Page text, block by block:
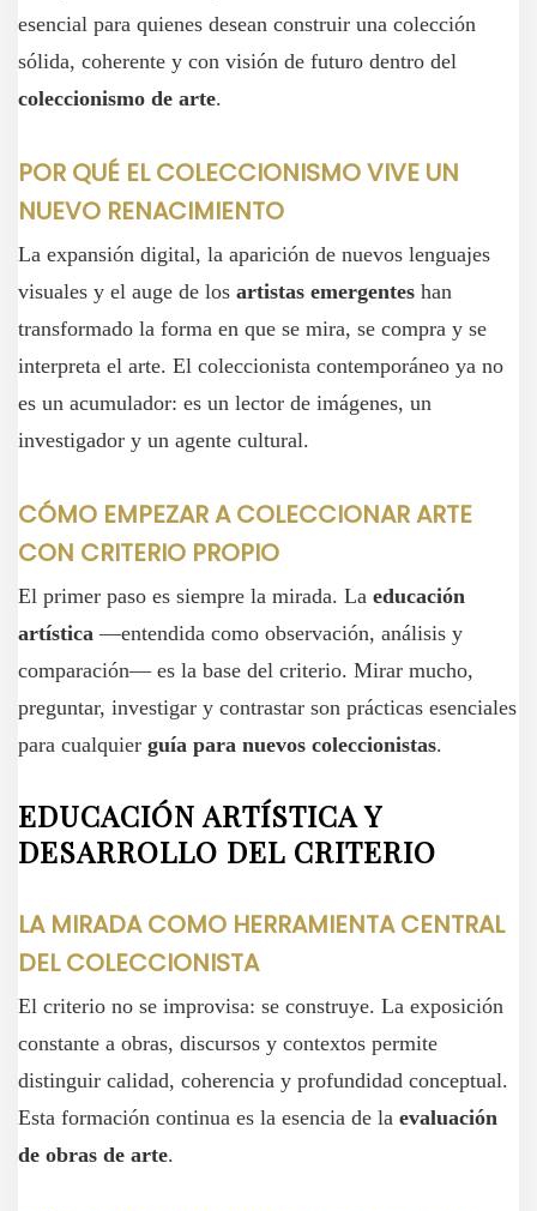
esencial para quienes desean construir una colección
sólida, coherente y con visión de futuro dentro del
coleccionismo de arte.
POR QUÉ EL COLECCIONISMO VIVE UN
NUEVO RENACIMIENTO
La expansión digital, la aparición de nuevos lenguajes
visuales y el auge de los artistas emergentes han
transformado la forma en que se mira, se compra y se
interpreta el arte. El coleccionista contemporáneo ya no
es un acumulador: es un lector de imágenes, un
investigador y un agente cultural.
CÓMO EMPEZAR A COLECCIONAR ARTE
CON CRITERIO PROPIO
El primer paso es siempre la mirada. La educación
artística —entendida como observación, análisis y
comparación— es la base del criterio. Mirar mucho,
preguntar, investigar y contrastar son prácticas esenciales
para cualquier guía para nuevos coleccionistas.
EDUCACIÓN ARTÍSTICA Y
DESARROLLO DEL CRITERIO
LA MIRADA COMO HERRAMIENTA CENTRAL
DEL COLECCIONISTA
El criterio no se improvisa: se construye. La exposición
constante a obras, discursos y contextos permite
distinguir calidad, coherencia y profundidad conceptual.
Esta formación continua es la esencia de la evaluación
de obras de arte.